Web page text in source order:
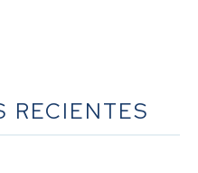
RECIENTES